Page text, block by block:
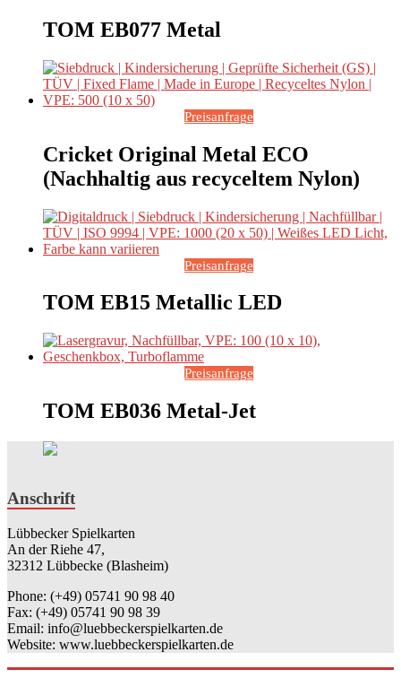
TOM EB077 Metal
Preisanfrage
Cricket Original Metal ECO
(Nachhaltig aus recyceltem Nylon)
Preisanfrage
TOM EB15 Metallic LED
Preisanfrage
TOM EB036 Metal-Jet
Anschrift
Lübbecker Spielkarten
An der Riehe 47,
32312 Lübbecke (Blasheim)
Phone: (+49) 05741 90 98 40
Fax: (+49) 05741 90 98 39
Email: info@luebbeckerspielkarten.de
Website: www.luebbeckerspielkarten.de